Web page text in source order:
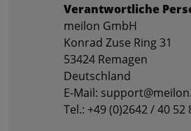
Verantwortliche
meilon GmbH
Konrad Zuse Ring 31
53424 Remagen
Deutschland
E-Mail:
Tel.: +49 (0)2642 / 40 52